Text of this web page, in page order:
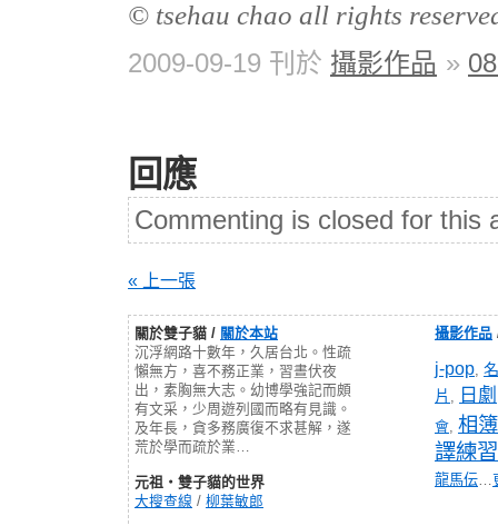
© tsehau chao all rights
2009-09-19 刊於 攝影作品 »
回應
Commenting is closed for this
« 上一張
關於雙子貓 / 關於本站
沉浮網路十數年，久居台北。性疏
懶無方，喜不務正業，習晝伏夜
出，素胸無大志。幼博學強記而頗
有文采，少周遊列國而略有見識。
及年長，貪多務廣復不求甚解，遂
荒於學而疏於業…
元祖‧雙子貓的世界
大搜查線 / 柳葉敏郎
攝影作品
j-pop,
片 , 日劇
會, 相簿
譯練習
龍馬伝…